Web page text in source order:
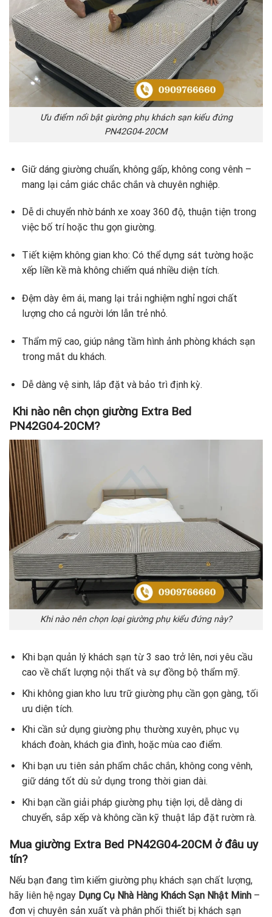
Ưu điểm nổi bật giường phụ khách sạn kiểu đứng
PN42G04‑20CM
Giữ dáng giường chuẩn, không gấp, không cong vênh –
mang lại cảm giác chắc chắn và chuyên nghiệp.
Dễ di chuyển nhờ bánh xe xoay 360 độ, thuận tiện trong
việc bố trí hoặc thu gọn giường.
Tiết kiệm không gian kho: Có thể dựng sát tường hoặc
xếp liền kề mà không chiếm quá nhiều diện tích.
Đệm dày êm ái, mang lại trải nghiệm nghỉ ngơi chất
lượng cho cả người lớn lẫn trẻ nhỏ.
Thẩm mỹ cao, giúp nâng tầm hình ảnh phòng khách sạn
trong mắt du khách.
Dễ dàng vệ sinh, lắp đặt và bảo trì định kỳ.
Khi nào nên chọn giường Extra Bed
PN42G04‑20CM?
Khi nào nên chọn loại giường phụ kiểu đứng này?
Khi bạn quản lý khách sạn từ 3 sao trở lên, nơi yêu cầu
cao về chất lượng nội thất và sự đồng bộ thẩm mỹ.
Khi không gian kho lưu trữ giường phụ cần gọn gàng, tối
ưu diện tích.
Khi cần sử dụng giường phụ thường xuyên, phục vụ
khách đoàn, khách gia đình, hoặc mùa cao điểm.
Khi bạn ưu tiên sản phẩm chắc chắn, không cong vênh,
giữ dáng tốt dù sử dụng trong thời gian dài.
Khi bạn cần giải pháp giường phụ tiện lợi, dễ dàng di
chuyển, sắp xếp và không cần kỹ thuật lắp đặt rườm rà.
Mua giường Extra Bed PN42G04‑20CM ở đâu uy
tín?
Nếu bạn đang tìm kiếm giường phụ khách sạn chất lượng,
hãy liên hệ ngay Dụng Cụ Nhà Hàng Khách Sạn Nhật Minh –
đơn vị chuyên sản xuất và phân phối thiết bị khách sạn